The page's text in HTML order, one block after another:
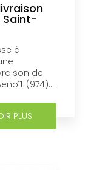
Saint-
à
de
(974)....
PLUS